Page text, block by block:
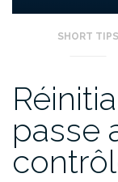
SHORT TIPS
passe